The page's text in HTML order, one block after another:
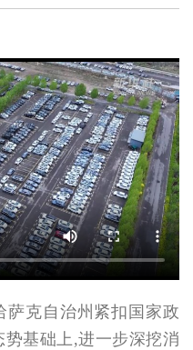
萨克自治州紧扣国家政
势基础上,进一步深挖消